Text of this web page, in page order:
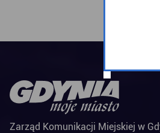
Zarząd Komunikacji Miejskiej w